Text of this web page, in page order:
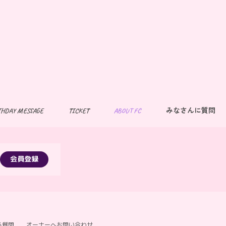
MESSAGE TICKET ABOUT FC みなさんに質問
会員登録